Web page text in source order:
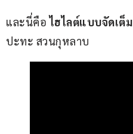
และนี่คือ ไฮไลต์แบบจัดเต็ม
ปะทะ สวนกุหลาบ